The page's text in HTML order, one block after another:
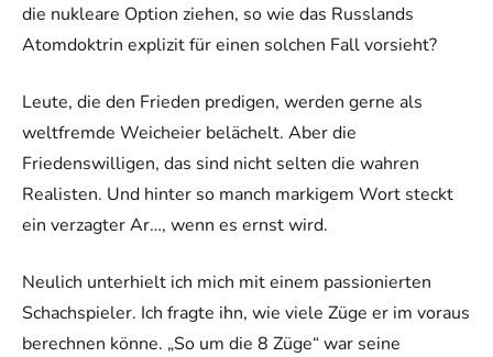
die nukleare Option ziehen, so wie das Russlands
Atomdoktrin explizit für einen solchen Fall vorsieht?
Leute, die den Frieden predigen, werden gerne als
weltfremde Weicheier belächelt. Aber die
Friedenswilligen, das sind nicht selten die wahren
Realisten. Und hinter so manch markigem Wort steckt
ein verzagter Ar…, wenn es ernst wird.
Neulich unterhielt ich mich mit einem passionierten
Schachspieler. Ich fragte ihn, wie viele Züge er im voraus
berechnen könne. „So um die 8 Züge“ war seine